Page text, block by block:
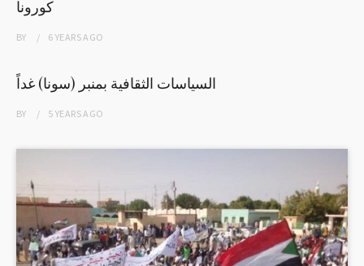
كورونا
BY 6 YEARSAGO
السياسات الثقافية بمنبر (سونا) غداً
BY 5 YEARSAGO